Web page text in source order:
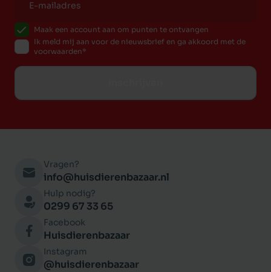
Maak een account aan om punten te ontvangen
Ik meld mij aan voor de nieuwsbrief en ga akkoord met de
voorwaarden
Vragen?
info@huisdierenbazaar.nl
Hulp nodig?
0299 67 33 65
Facebook
Huisdierenbazaar
Instagram
@huisdierenbazaar